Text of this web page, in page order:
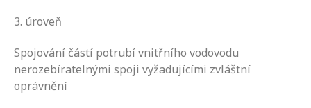
3. úroveň
Spojování částí potrubí vnitřního vodovodu
nerozebíratelnými spoji vyžadujícími zvláštní
oprávnění